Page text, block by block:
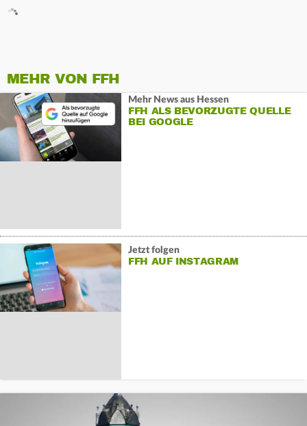
MEHR VON FFH
Mehr News aus Hessen
FFH ALS BEVORZUGTE QUELLE
BEI GOOGLE
Jetzt folgen
FFH AUF INSTAGRAM